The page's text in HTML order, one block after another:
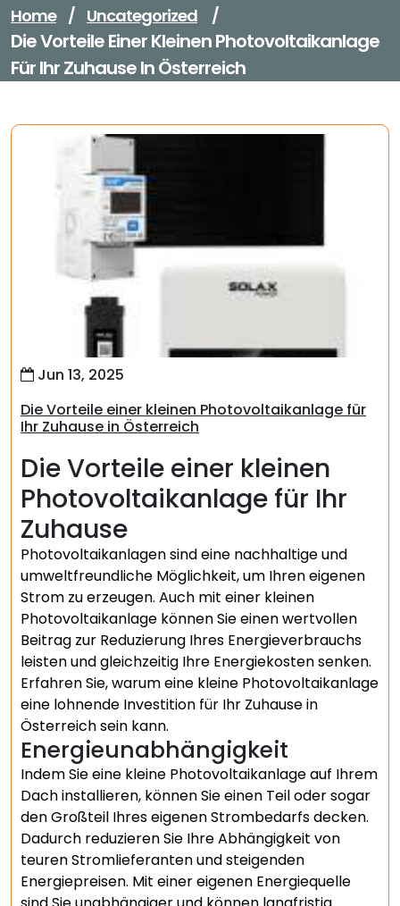
Home / Uncategorized /
Die Vorteile Einer Kleinen Photovoltaikanlage
Für Ihr Zuhause In Österreich
Jun 13, 2025
Die Vorteile einer kleinen Photovoltaikanlage für
Ihr Zuhause in Österreich
Die Vorteile einer kleinen
Photovoltaikanlage für Ihr
Zuhause
Photovoltaikanlagen sind eine nachhaltige und
umweltfreundliche Möglichkeit, um Ihren eigenen
Strom zu erzeugen. Auch mit einer kleinen
Photovoltaikanlage können Sie einen wertvollen
Beitrag zur Reduzierung Ihres Energieverbrauchs
leisten und gleichzeitig Ihre Energiekosten senken.
Erfahren Sie, warum eine kleine Photovoltaikanlage
eine lohnende Investition für Ihr Zuhause in
Österreich sein kann.
Energieunabhängigkeit
Indem Sie eine kleine Photovoltaikanlage auf Ihrem
Dach installieren, können Sie einen Teil oder sogar
den Großteil Ihres eigenen Strombedarfs decken.
Dadurch reduzieren Sie Ihre Abhängigkeit von
teuren Stromlieferanten und steigenden
Energiepreisen. Mit einer eigenen Energiequelle